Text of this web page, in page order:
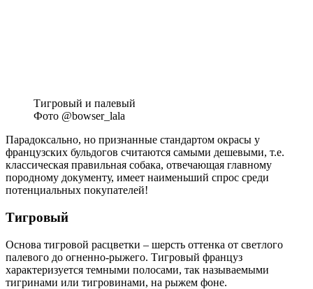
Тигровый и палевый
Фото @bowser_lala
Парадоксально, но признанные стандартом окрасы у
французских бульдогов считаются самыми дешевыми, т.е.
классическая правильная собака, отвечающая главному
породному документу, имеет наименьший спрос среди
потенциальных покупателей!
Тигровый
Основа тигровой расцветки – шерсть оттенка от светлого
палевого до огненно-рыжего. Тигровый француз
характеризуется темными полосами, так называемыми
тигринами или тигровинами, на рыжем фоне.